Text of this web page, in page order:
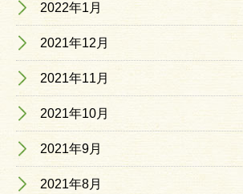
2022年1月
2021年12月
2021年11月
2021年10月
2021年9月
2021年8月